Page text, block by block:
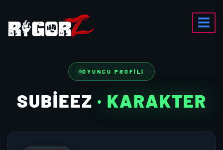
OYUNCU PROFILI
SUBIEEZ · KARAKTER